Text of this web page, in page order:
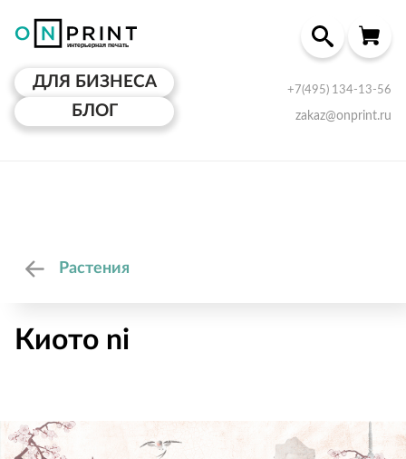
ДЛЯ БИЗНЕСА
БЛОГ
+7(495) 134-13-56
zakaz@onprint.ru
Растения
Киото ni